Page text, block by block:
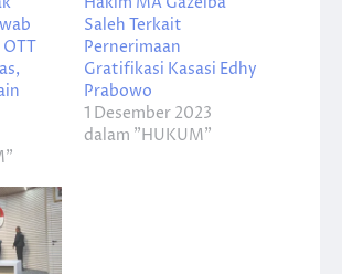
Saleh Terkait
Pernerimaan
Gratifikasi Kasasi Edhy
Prabowo
1 Desember 2023
dalam "HUKUM"